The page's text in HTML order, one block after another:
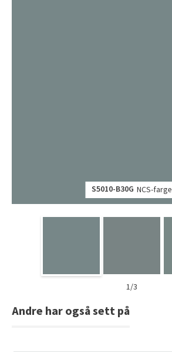
S5010-B30G NCS-farge
1/3
Andre har også sett på